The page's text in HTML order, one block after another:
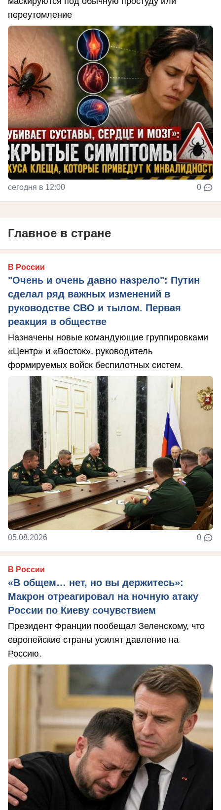
переутомление
сегодня в 12:00 0
Главное в стране
В России
"Очень и очень давно назрело": Путин
сделал ряд важных изменений в
руководстве СВО и тылом. Первая
реакция в обществе
Назначены новые командующие группировками
«Центр» и «Восток», руководитель
формируемых войск беспилотных систем.
05.08.2026 0
В России
«В общем… нет, но вы держитесь»:
Макрон отреагировал на ночную атаку
России по Киеву сочувствием
Президент Франции пообещал Зеленскому, что
европейские страны усилят давление на
Россию.